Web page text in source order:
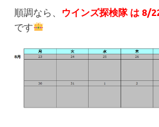
順調なら、 ウインズ探検隊 は 8/
です